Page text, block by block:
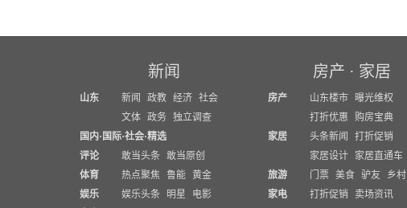
新闻
山东 新闻 政教 经济 社会
文体 政务 独立调查
国内 · 国际·社会·精选
评论
敢当头条 敢当原创
体育
热点聚焦 鲁能 黄金
娱乐
娱乐头条 明星
电影
房产 · 家居
房产 山东楼市
曝光维权
打折优惠
购房宝典
家居
头条新闻
打折促销
家居设计
家居直通车
旅游
门票 美食 驴友
乡村
家电
打折促销
卖场资讯